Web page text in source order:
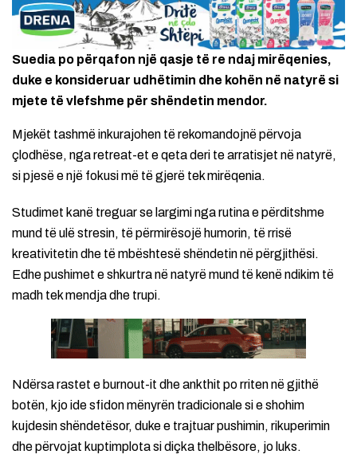
Suedia po përqafon një qasje të re ndaj mirëqenies,
duke e konsideruar udhëtimin dhe kohën në natyrë si
mjete të vlefshme për shëndetin mendor.
Mjekët tashmë inkurajohen të rekomandojnë përvoja
çlodhëse, nga retreat-et e qeta deri te arratisjet në natyrë,
si pjesë e një fokusi më të gjerë tek mirëqenia.
Studimet kanë treguar se largimi nga rutina e përditshme
mund të ulë stresin, të përmirësojë humorin, të rrisë
kreativitetin dhe të mbështesë shëndetin në përgjithësi.
Edhe pushimet e shkurtra në natyrë mund të kenë ndikim të
madh tek mendja dhe trupi.
Ndërsa rastet e burnout-it dhe ankthit po rriten në gjithë
botën, kjo ide sfidon mënyrën tradicionale si e shohim
kujdesin shëndetësor, duke e trajtuar pushimin, rikuperimin
dhe përvojat kuptimplota si diçka thelbësore, jo luks.